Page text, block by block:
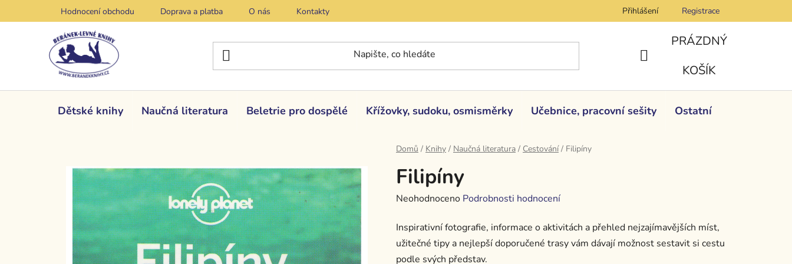
na
Hodnocení obchodu Doprava a platba O nás Kontakty Přihlášení Registrace
NÁKUPNÍ
PRÁZDNÝ
KOŠÍK
Dětské knihy Naučná literatura Beletrie pro dospělé Křížovky, sudoku, osmisměrky Učebnice, pracovní sešity Ostatní
Domů / Knihy / Naučná literatura / Cestování / Filipíny
Filipíny
Průměrné
produktu
je
Neohodnoceno Podrobnosti hodnocení
Inspirativní fotografie, informace o aktivitách a přehled nejzajímavějších míst,
užitečné tipy a nejlepší doporučené trasy vám dávají možnost sestavit si cestu
podle svých představ.